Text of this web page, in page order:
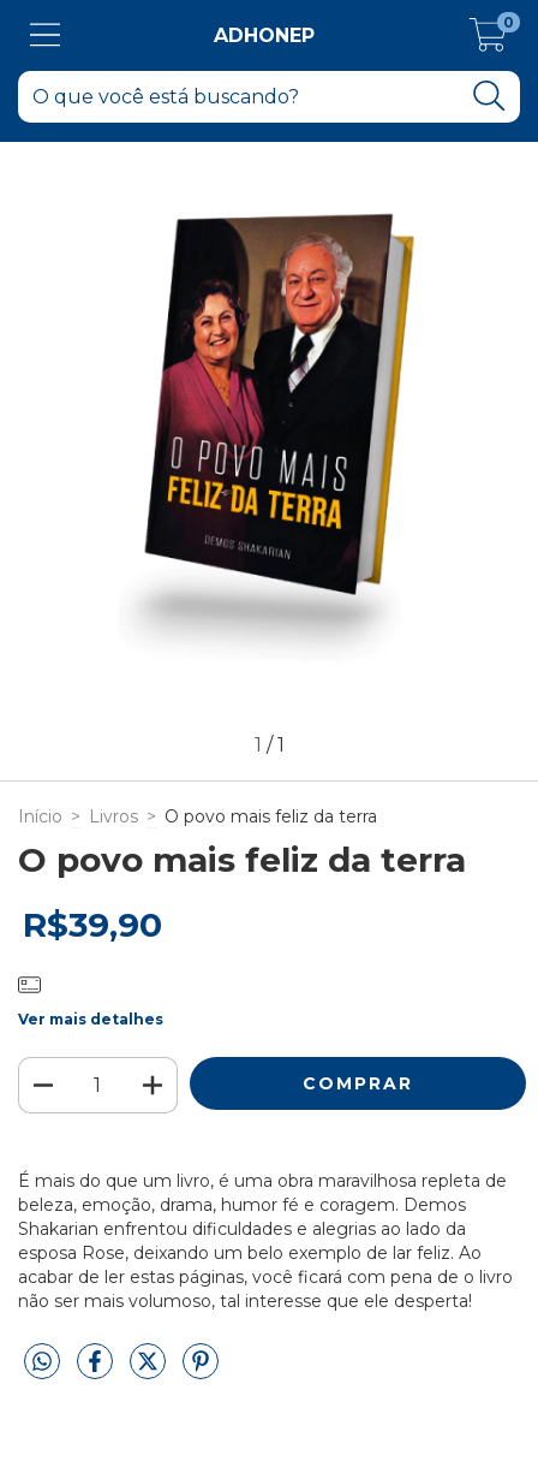
ADHONEP
0
1 /1
Início > Livros > O povo mais feliz da terra
O povo mais feliz da terra
R$39,90
Ver mais detalhes
É mais do que um livro, é uma obra maravilhosa repleta de
beleza, emoção, drama, humor fé e coragem. Demos
Shakarian enfrentou dificuldades e alegrias ao lado da
esposa Rose, deixando um belo exemplo de lar feliz. Ao
acabar de ler estas páginas, você ficará com pena de o livro
não ser mais volumoso, tal interesse que ele desperta!